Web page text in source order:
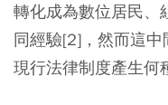
轉化成為數位居民、
同經驗[2]，然而這
現行法律制度產生何